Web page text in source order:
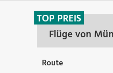
Flüge von
TOP PREIS
Route